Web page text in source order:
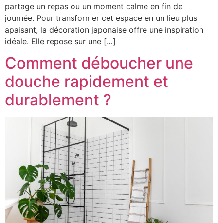
partage un repas ou un moment calme en fin de
journée. Pour transformer cet espace en un lieu plus
apaisant, la décoration japonaise offre une inspiration
idéale. Elle repose sur une […]
Comment déboucher une
douche rapidement et
durablement ?